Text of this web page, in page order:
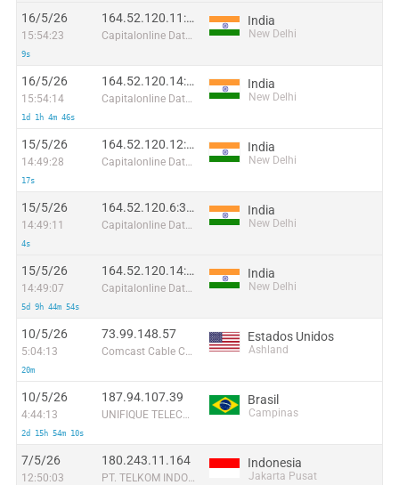
16/5/26
15:54:23
9s
164.52.120.11:6855
Capitalonline Data Service (HK) Co
India
New Delhi
16/5/26
15:54:14
1d 1h 4m 46s
164.52.120.14:13714
Capitalonline Data Service (HK) Co
India
New Delhi
15/5/26
14:49:28
17s
164.52.120.12:62135
Capitalonline Data Service (HK) Co
India
New Delhi
15/5/26
14:49:11
4s
164.52.120.6:3420
Capitalonline Data Service (HK) Co
India
New Delhi
15/5/26
14:49:07
5d 9h 44m 54s
164.52.120.14:17711
Capitalonline Data Service (HK) Co
India
New Delhi
10/5/26
5:04:13
20m
73.99.148.57
Comcast Cable Communications
Estados Unidos
Ashland
10/5/26
4:44:13
2d 15h 54m 10s
187.94.107.39
UNIFIQUE TELECOMUNICACOES S/A
Brasil
Campinas
7/5/26
12:50:03
180.243.11.164
PT. TELKOM INDONESIA
Indonesia
Jakarta Pusat